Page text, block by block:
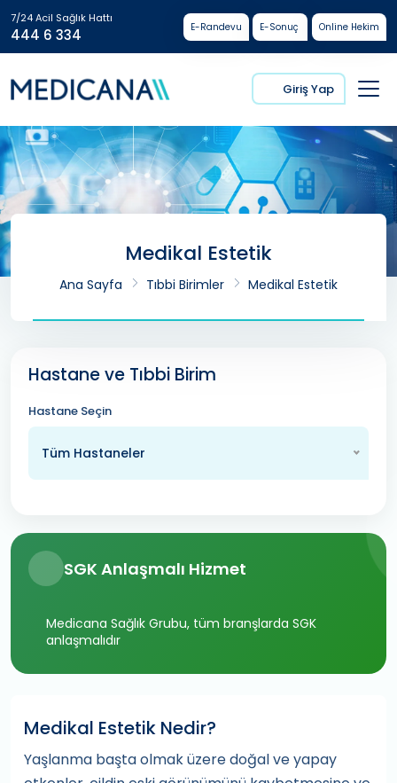
7/24 Acil Sağlık Hattı
444 6 334 E-Randevu E-Sonuç Online Hekim
Giriş Yap
Medikal Estetik
Ana Sayfa Tıbbi Birimler Medikal Estetik
Hastane ve Tıbbi Birim
Hastane Seçin
Tüm Hastaneler
SGK Anlaşmalı Hizmet
Medicana Sağlık Grubu, tüm branşlarda SGK
anlaşmalıdır
Medikal Estetik Nedir?
Yaşlanma başta olmak üzere doğal ve yapay